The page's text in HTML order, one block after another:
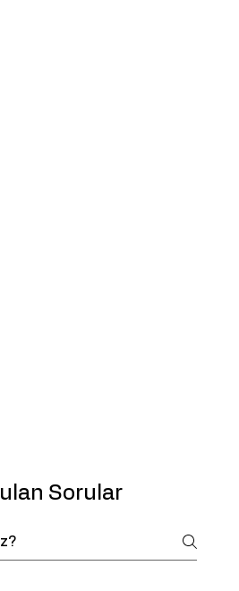
Sorular